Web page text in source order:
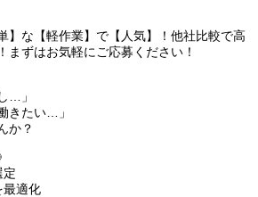
】な【軽作業】で【人気】！他社比較で高
まずはお気軽にご応募ください！
…」
きたい…」
か？
定
最適化